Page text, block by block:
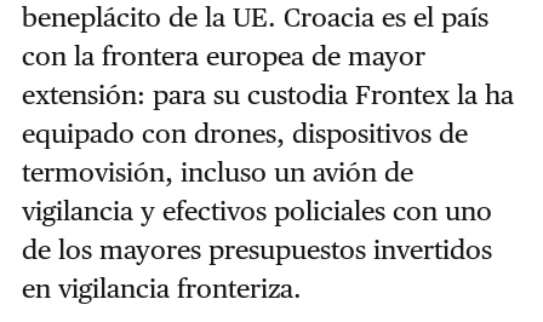
beneplácito de la UE. Croacia es el país
con la frontera europea de mayor
extensión: para su custodia Frontex la ha
equipado con drones, dispositivos de
termovisión, incluso un avión de
vigilancia y efectivos policiales con uno
de los mayores presupuestos invertidos
en vigilancia fronteriza.